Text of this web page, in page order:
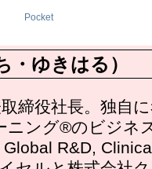
Pocket
・ゆきはる）
締役社長。独自
ニング®のビジネ
R&D,